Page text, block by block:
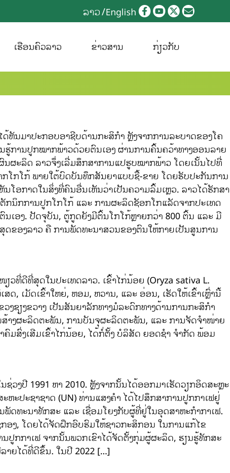
ລາວ English
ເຮືອນຄົວລາວ ຂ່າວສານ ກ່ຽວກັບ
ດ້ຫັນມາປະກອບອາຊີບດ້ານກະສິກຳ ຫຼັງຈາກການລະບາດຂອງໂຄ
ການປູກໝາກພ້າວດ້ວຍຕົນເອງ ຜ່ານການຄົ້ນຄວ້າທາງອອນລາຍ
ຜະລິດ ລາວຈຶ່ງເລີ່ມສຶກສາການແປຮູບໝາກພ້າວ ໂດຍເນັ້ນໄປທີ່
ໂກໂກ້ ພາຍໃຕ້ບົດບັນທຶກສັນຍາແບບຊື້-ຂາຍ ໂດຍຮັບປະກັນການ
ອກາດໃນສິ່ງທີ່ຄົນອື່ນເຫັນວ່າເປັນຄວາມລົ້ມເຫຼວ. ລາວໄດ້ຮັກສາ
ຕັກນິກການປູກໂກໂກ້ ແລະ ການຜະລິດຊັອກໂກແລັດຈາກປະເທດ
ເອງ. ປັດຈຸບັນ, ຕູ້ກູດຍັງມີຕົ້ນໂກໂກ້ຫຼາຍກວ່າ 800 ຕົ້ນ ແລະ ມີ
ດຂອງລາວ ຄື ການພັດທະນາສວນຂອງຕົນໃຫ້ກາຍເປັນສູນການ
ຽວທີ່ດີທີ່ສຸດໃນປະເທດລາວ. ເຂົ້າໄກ່ນ້ອຍ (Oryza sativa L.
ດ, ເມັດເຂົ້າໃຫຍ່, ຫອມ, ຫວານ, ແລະ ອ່ອນ, ເຮັດໃຫ້ເຂົ້າເຫຼົ່ານີ້
ງຊຽງຂວາງ ເປັນສັນຍາລັກທາງມໍລະດົກທາງດ້ານການກະສິກໍາ
າງຜະລິດຕະພັນ, ການບັນຈຸຜະລິດຕະພັນ, ແລະ ການຈັດຈໍາໜ່າຍ
ມສົ່ງເສີມເຂົ້າໄກ່ນ້ອຍ, ໄດ້ກໍ່ຕັ້ງ ບໍລິສັດ ຍອດຊຳ ຈໍາກັດ ພ້ອມ
ວງປີ 1991 ຫາ 2010. ຫຼັງຈາກນັ້ນໄດ້ອອກມາເຮັດວຽກອິດສະຫຼະ
ະປະຊາຊາດ (UN) ທ່ານແສງຄຳ ໄດ້ໄປສຶກສາການປູກກາເຟຢູ່
ພັດທະນາທັກສະ ແລະ ເຊື່ອມໂຍງກັບຜູ້ທີ່ຢູ່ໃນອຸດສາຫະກຳກາເຟ.
ອງ, ໂດຍໄດ້ຈັດຝຶກອົບຮົມໃຫ້ຊາວກະສິກອນ ໃນການແກ້ໄຂ
ປູກກາເຟ ຈາກນັ້ນພວກເຂົາໄດ້ຈັດຕັ້ງກຸ່ມຜູ້ຜະລິດ, ຮຽນຮູ້ທັກສະ
າຍໄດ້ທີ່ດີຂຶ້ນ. ໃນປີ 2022 […]